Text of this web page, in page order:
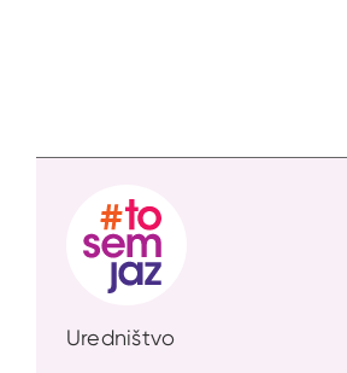
Uredništvo